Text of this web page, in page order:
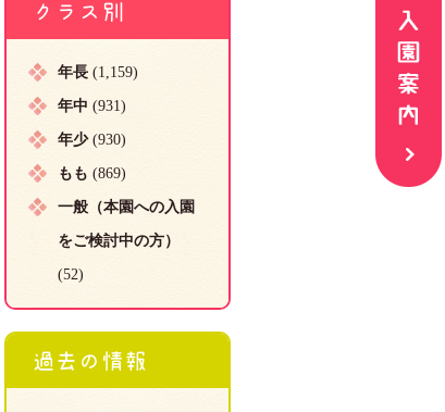
クラス別
年長 (1,159)
年中 (931)
年少(930)
もも (869)
一般（本園への入園
をご検討中の方）
(52)
過去の情報